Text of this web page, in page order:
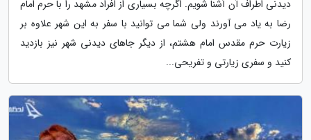
دیدنی اطراف آن آشنا شویم. اگرچه بسیاری از افراد مشهد را با حرم امام
رضا به یاد می آورند ولی شما می توانید با سفر به این شهر علاوه بر
زیارت حرم مقدس امام هشتم، از دیگر جاهای دیدنی شهر نیز بازدید
کنید و سفری زیارتی و تفریحی...